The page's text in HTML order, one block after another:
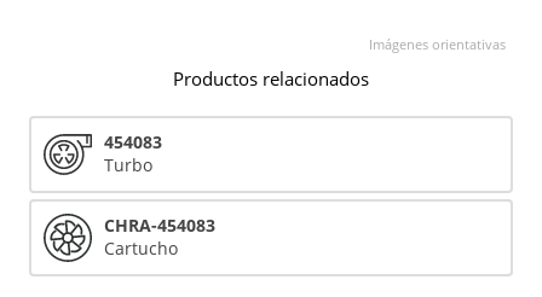
Imágenes orientativas
Productos relacionados
454083
Turbo
CHRA-454083
Cartucho